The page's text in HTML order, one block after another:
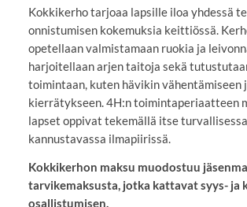
Kokkikerho tarjoaa lapsille iloa yhdessä
onnistumisen kokemuksia keittiössä.
opetellaan valmistamaan ruokia ja
harjoitellaan arjen taitoja sekä
toimintaan, kuten hävikin vähentämiseen
kierrätykseen. 4H:n toimintaperiaatteen
lapset oppivat tekemällä itse
kannustavassa ilmapiirissä.
Kokkikerhon maksu muodostuu
tarvikemaksusta, jotka kattavat syys- ja
osallistumisen.